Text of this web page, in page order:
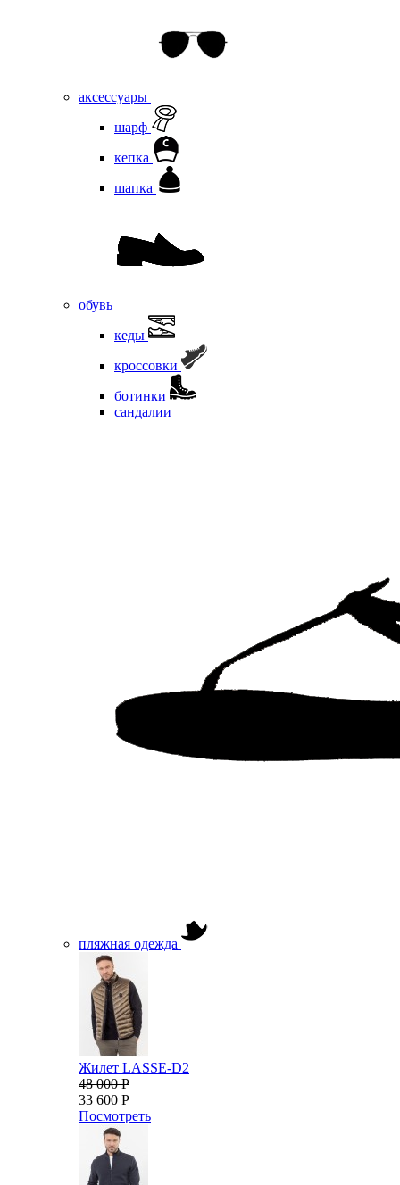
аксессуары
шарф
кепка
шапка
обувь
кеды
кроссовки
ботинки
сандалии
пляжная одежда
Жилет LASSE-D2
48 000 Р
33 600 Р
Посмотреть